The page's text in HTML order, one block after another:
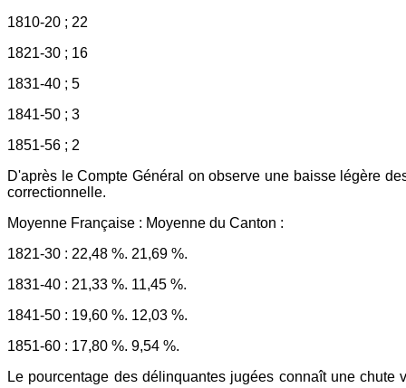
1810-20 ; 22
1821-30 ; 16
1831-40 ; 5
1841-50 ; 3
1851-56 ; 2
D'après le Compte Général on observe une baisse légère
correctionnelle.
Moyenne Française : Moyenne du Canton :
1821-30 : 22,48 %. 21,69 %.
1831-40 : 21,33 %. 11,45 %.
1841-50 : 19,60 %. 12,03 %.
1851-60 : 17,80 %. 9,54 %.
Le pourcentage des délinquantes jugées connaît une chute